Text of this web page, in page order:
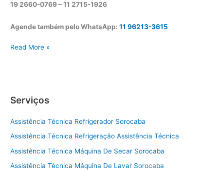
19 2660-0769 –11 2715-1926
Agende também pelo WhatsApp:11 96213-3615
A
t
n
c
a
t
Read More »
Serviços
Assistência Técnica Refrigerador Sorocaba
Assistência Técnica Refrigeração Assistência Técnica
Assistência Técnica Máquina De Secar Sorocaba
Assistência Técnica Máquina De Lavar Sorocaba